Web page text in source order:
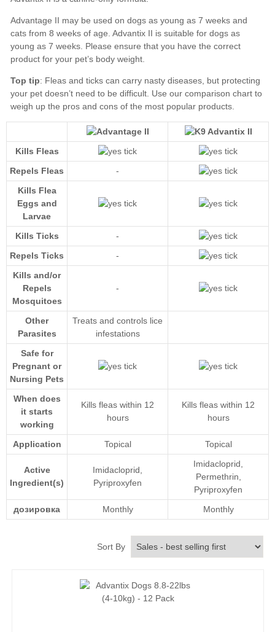
Top tip
our comparison chart
Kills Fleas
Repels Fleas
-
Kills Flea
Eggs and
Larvae
Kills Ticks
-
Repels Ticks
-
Kills and/or
Repels
Mosquitoes
-
Other
Parasites
Treats and controls lice
infestations
Safe for
Pregnant or
Nursing Pets
When does
it starts
working
Kills fleas within 12
hours
Kills fleas within 12
hours
Application Topical Topical
Active
Ingredient(s)
Imidacloprid
Pyriproxyfen
Imidacloprid
Permethrin
Pyriproxyfen
дозировка
Monthly Monthly
Sort By